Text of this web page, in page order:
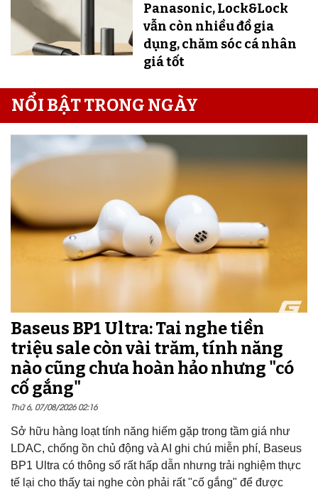
Panasonic, Lock&Lock
vẫn còn nhiều đồ gia
dụng, chăm sóc cá nhân
giá tốt
NỔI BẬT TRONG NGÀY
Baseus BP1 Ultra: Tai nghe tiền
triệu sale còn vài trăm, tính năng
nào cũng chưa hoàn hảo nhưng "có
cố gắng"
Thứ 6, 07/08/2026 02:16
Sở hữu hàng loạt tính năng hiếm gặp trong tầm giá như
LDAC, chống ồn chủ động và AI ghi chú miễn phí, Baseus
BP1 Ultra có thông số rất hấp dẫn nhưng trải nghiệm thực
tế lại cho thấy tai nghe còn phải rất "cố gắng" để được